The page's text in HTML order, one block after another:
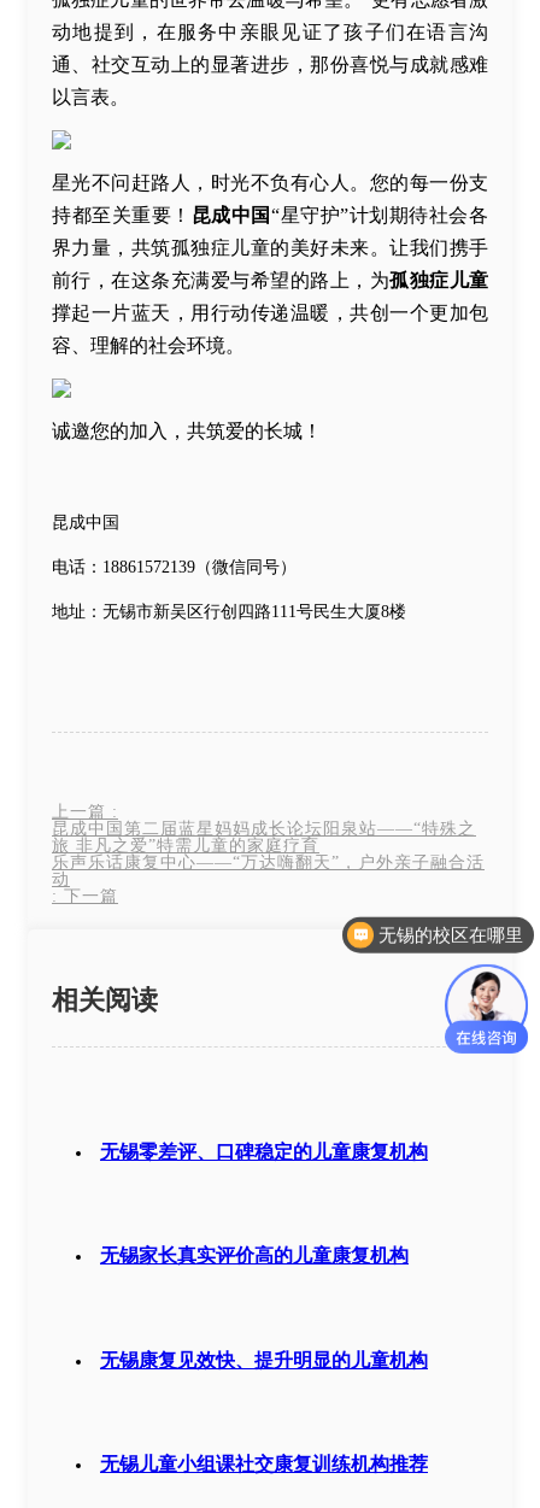
动地提到，在服务中亲眼见证了孩子们在语言沟
通、社交互动上的显著进步，那份喜悦与成就感难
以言表。
星光不问赶路人，时光不负有心人。您的每一份支
持都至关重要！ 昆成中国“星守护”计划期待社会各
界力量，共筑孤独症儿童的美好未来。让我们携手
前行，在这条充满爱与希望的路上，为孤独症儿童
撑起一片蓝天，用行动传递温暖，共创一个更加包
容、理解的社会环境。
诚邀您的加入，共筑爱的长城！
昆成中国
电话：18861572139（微信同号）
地址：无锡市新吴区行创四路111号民生大厦8楼
上一篇 :
昆成中国第二届蓝星妈妈成长论坛阳泉站——“特殊之
旅 非凡之爱”特需儿童的家庭疗育
乐声乐话康复中心——“万达嗨翻天”，户外亲子融合活
动
: 下一篇
相关阅读
无锡零差评、口碑稳定的儿童康复机构
无锡家长真实评价高的儿童康复机构
无锡康复见效快、提升明显的儿童机构
无锡儿童小组课社交康复训练机构推荐
无锡的校区在哪里